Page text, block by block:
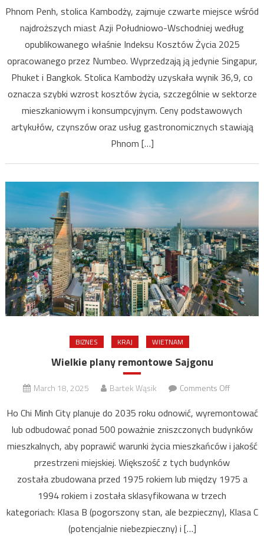
Penh
–
koszty
życia
Phnom Penh, stolica Kambodży, zajmuje czwarte miejsce wśród
najdroższych miast Azji Południowo-Wschodniej według
opublikowanego właśnie Indeksu Kosztów Życia 2025
opracowanego przez Numbeo. Wyprzedzają ją jedynie Singapur,
Phuket i Bangkok. Stolica Kambodży uzyskała wynik 36,9, co
oznacza szybki wzrost kosztów życia, szczególnie w sektorze
mieszkaniowym i konsumpcyjnym. Ceny podstawowych
artykułów, czynszów oraz usług gastronomicznych stawiają
Phnom […]
BIZNES KRAJ WIETNAM
Wielkie plany remontowe Sajgonu
March 18, 2025 Bartek Wąsik Comments Offon
plany
Sajgonu
Ho Chi Minh City planuje do 2035 roku odnowić, wyremontować
lub odbudować ponad 500 poważnie zniszczonych budynków
mieszkalnych, aby poprawić warunki życia mieszkańców i jakość
przestrzeni miejskiej. Większość z tych budynków
została zbudowana przed 1975 rokiem lub między 1975 a
1994 rokiem i została sklasyfikowana w trzech
kategoriach: Klasa B (pogorszony stan, ale bezpieczny), Klasa C
(potencjalnie niebezpieczny) i […]